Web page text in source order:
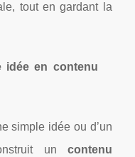
tout en gardant la
idée en contenu
simple idée ou d’un
un contenu